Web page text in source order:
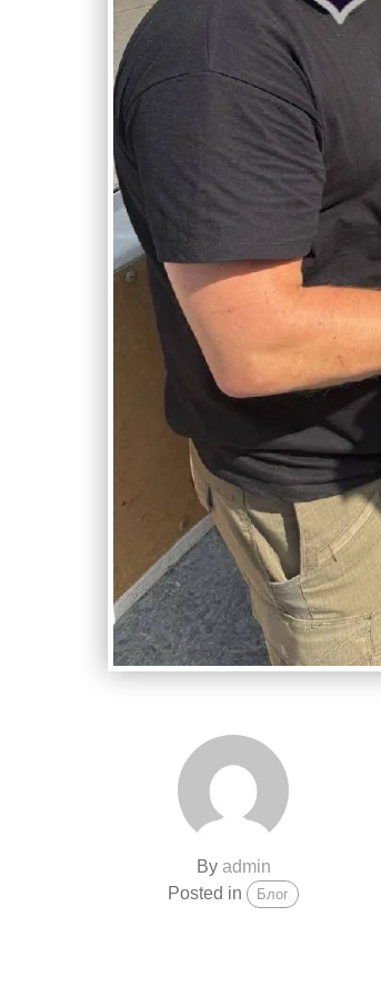
By admin
Posted in
Блог